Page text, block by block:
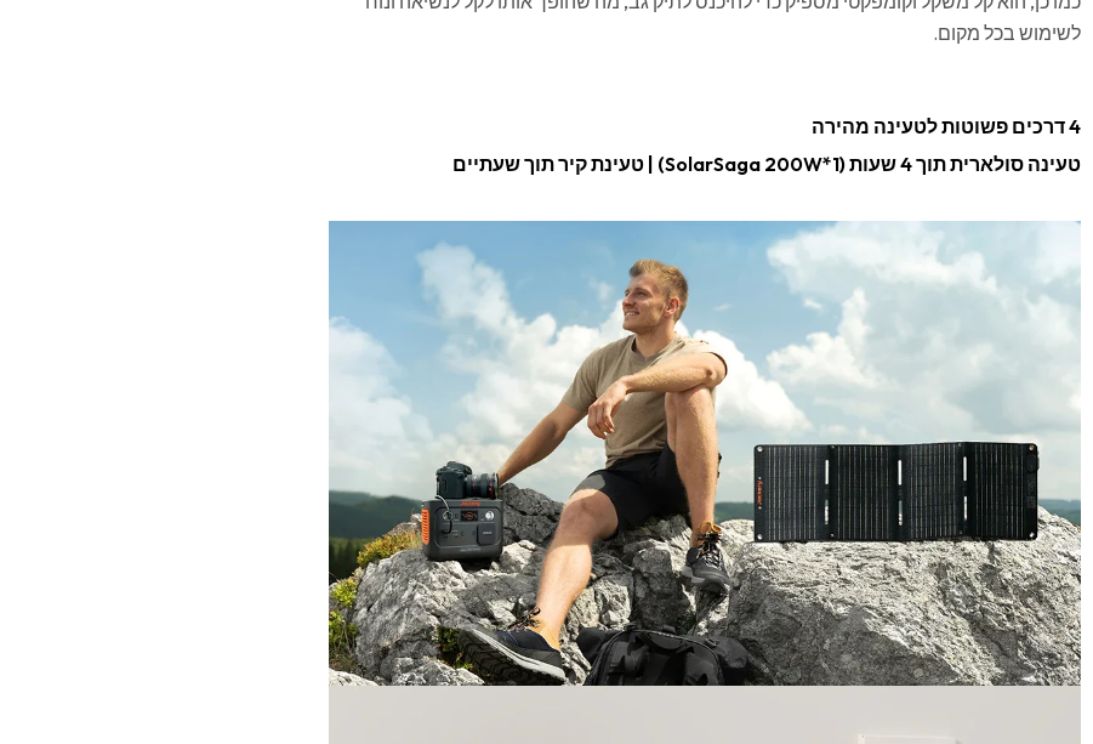
לשימוש בכל מקום.
4 דרכים פשוטות לטעינה מהירה
טעינה סולארית תוך 4 שעות (SolarSaga 200W*1) | טעינת קיר תוך שעתיים